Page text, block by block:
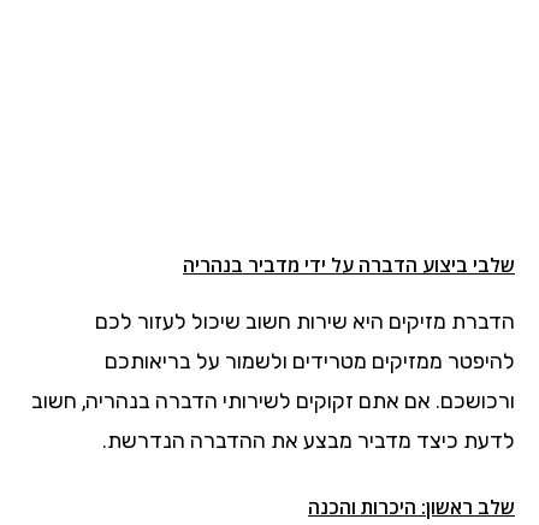
שלבי ביצוע הדברה על ידי מדביר בנהריה
הדברת מזיקים היא שירות חשוב שיכול לעזור לכם
להיפטר ממזיקים מטרידים ולשמור על בריאותכם
ורכושכם. אם אתם זקוקים לשירותי הדברה בנהריה, חשוב
לדעת כיצד מדביר מבצע את ההדברה הנדרשת.
שלב ראשון: היכרות והכנה